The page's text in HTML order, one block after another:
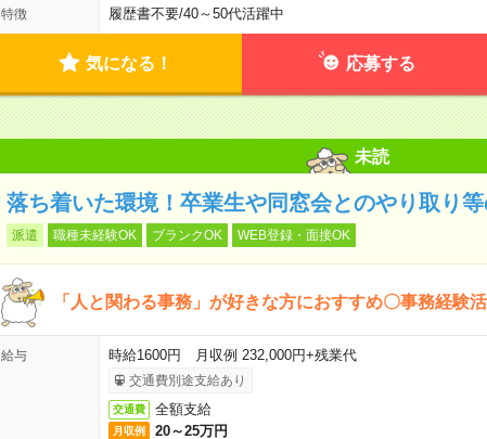
特徴 履歴書不要/40～50代活躍中
気になる！ 応募する
未読
落ち着いた環境！卒業生や同窓会とのやり取り
派遣 職種未経験OK ブランクOK WEB登録・面接OK
「人と関わる事務」が好きな方におすすめ〇事務経験
給与 時給1600円 月収例 232,000円+残業代
交通費別途支給あり
交通費 全額支給
月収例 20～25万円